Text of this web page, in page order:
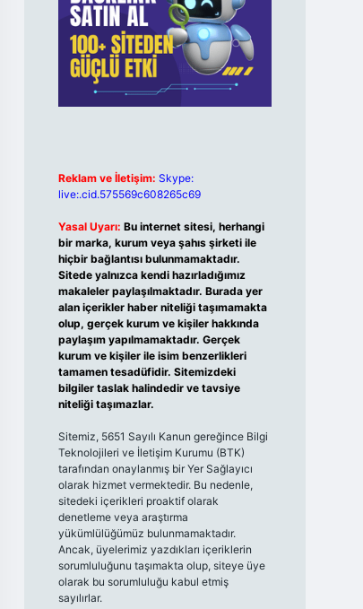
Reklam ve İletişim: Skype:
live:.cid.575569c608265c69
Yasal Uyarı: Bu internet sitesi, herhangi
bir marka, kurum veya şahıs şirketi ile
hiçbir bağlantısı bulunmamaktadır.
Sitede yalnızca kendi hazırladığımız
makaleler paylaşılmaktadır. Burada yer
alan içerikler haber niteliği taşımamakta
olup, gerçek kurum ve kişiler hakkında
paylaşım yapılmamaktadır. Gerçek
kurum ve kişiler ile isim benzerlikleri
tamamen tesadüfidir. Sitemizdeki
bilgiler taslak halindedir ve tavsiye
niteliği taşımazlar.
Sitemiz, 5651 Sayılı Kanun gereğince Bilgi
Teknolojileri ve İletişim Kurumu (BTK)
tarafından onaylanmış bir Yer Sağlayıcı
olarak hizmet vermektedir. Bu nedenle,
sitedeki içerikleri proaktif olarak
denetleme veya araştırma
yükümlülüğümüz bulunmamaktadır.
Ancak, üyelerimiz yazdıkları içeriklerin
sorumluluğunu taşımakta olup, siteye üye
olarak bu sorumluluğu kabul etmiş
sayılırlar.